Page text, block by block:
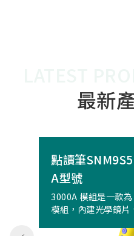
最新
點讀筆
A型號
3000A 模組是一款
模組，內建光學鏡